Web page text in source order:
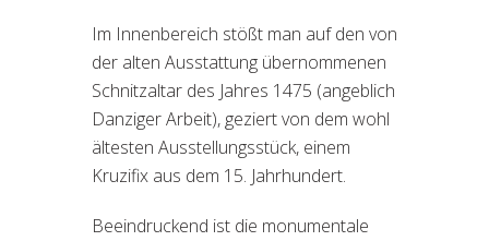
Im Innenbereich stößt man auf den von
der alten Ausstattung übernommenen
Schnitzaltar des Jahres 1475 (angeblich
Danziger Arbeit), geziert von dem wohl
ältesten Ausstellungsstück, einem
Kruzifix aus dem 15. Jahrhundert.
Beeindruckend ist die monumentale